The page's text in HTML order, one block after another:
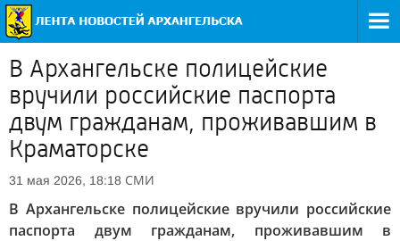
В Архангельске полицейские
вручили российские паспорта
двум гражданам, проживавшим в
Краматорске
31 мая 2026, 18:18 СМИ
В Архангельске полицейские вручили российские
паспорта двум гражданам, проживавшим в